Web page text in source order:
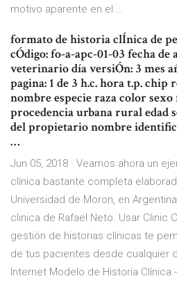
motivo aparente en el …
formato de historia clÍnica de
cÓdigo: fo-a-apc-01-03 fecha
veterinario día versiÓn: 3 mes
pagina: 1 de 3 h.c. hora t.p. chip
nombre especie raza color
procedencia urbana rural edad
del propietario nombre
…
Jun 05, 2018 · Veamos ahora un
clínica bastante completa
Universidad de Moron, en
clinica de Rafael Neto. Usar Clinic
gestión de historias clínicas te
de tus pacientes desde cualquier
Internet Modelo de Historia